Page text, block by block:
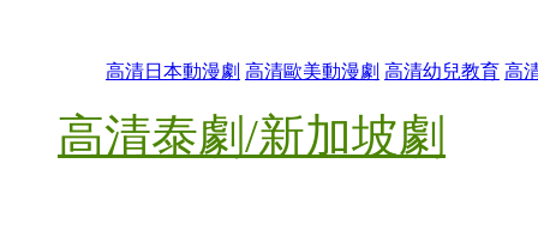
高清日本動漫劇 高清歐美動漫劇 高清幼兒教育 高
高清泰劇/新加坡劇